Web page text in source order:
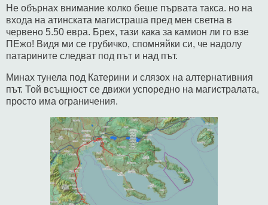
Не обърнах внимание колко беше първата такса. но на
входа на атинската магистраша пред мен светна в
червено 5.50 евра. Брех, тази кака за камион ли го взе
ПЕжо! Видя ми се грубичко, спомняйки си, че надолу
патарините следват под път и над път.
Минах тунела под Катерини и слязох на алтернативния
път. Той всъщност се движи успоредно на магистралата,
просто има ограничения.